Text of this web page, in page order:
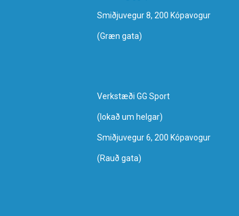
Smiðjuvegur 8, 200 Kópavogur
(Græn gata)
Verkstæði GG Sport
​(lokað um helgar)
Smiðjuvegur 6, 200 Kópavogur
(Rauð gata)